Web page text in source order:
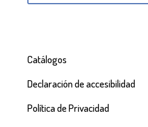
Catálogos
Declaración de accesibilidad
Política de Privacidad